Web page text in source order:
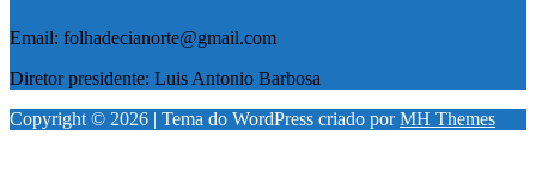
Email: folhadecianorte@gmail.com
Diretor presidente: Luis Antonio Barbosa
Copyright © 2026 | Tema do WordPress criado porMH Themes